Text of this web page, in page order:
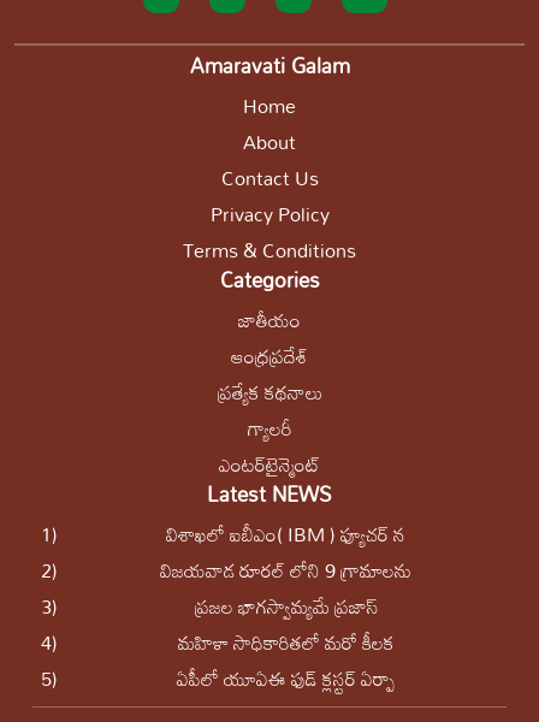
Amaravati Galam
Home
About
Contact Us
Privacy Policy
Terms & Conditions
Categories
జాతీయం
ఆంధ్రప్రదేశ్
ప్రత్యేక కథనాలు
గ్యాలరీ
ఎంటర్‌టైన్మెంట్
Latest NEWS
1)
విశాఖలో ఐబీఎం( IBM ) ఫ్యూచర్ న
2)
విజయవాడ రూరల్ లోని 9 గ్రామాలను
3)
ప్ర‌జ‌ల భాగ‌స్వామ్య‌మే ప్రజాస్
4)
మ‌హిళా సాధికారిత‌లో మ‌రో కీల‌క
5)
ఏపీలో యూఏఈ ఫుడ్ క్లస్టర్ ఏర్పా